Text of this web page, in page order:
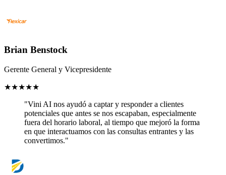
Brian Benstock
Gerente General y Vicepresidente
★★★★★
"Vini AI nos ayudó a captar y responder a clientes
potenciales que antes se nos escapaban, especialmente
fuera del horario laboral, al tiempo que mejoró la forma
en que interactuamos con las consultas entrantes y las
convertimos."